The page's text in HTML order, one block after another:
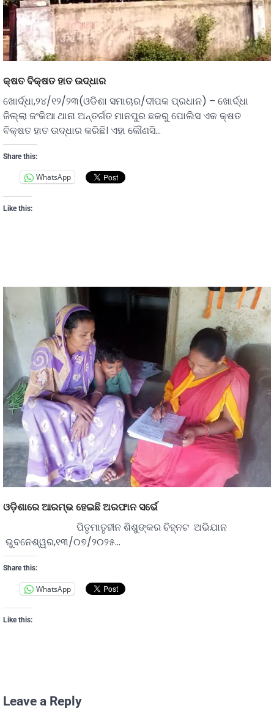
କ୍ଷତ ବିକ୍ଷତ ହାତ ଉଦ୍ଧାର
ଖୋର୍ଦ୍ଧା,୨୪/୧୨/୨୩(ଓଡିଶା ସମାଚାର/ଦୀପକ ପ୍ରଧାନ) – ଖୋର୍ଦ୍ଧା
ଜିଲ୍ଲା ଜଂକିଆ ଥାନା ଅନ୍ତର୍ଗତ ମାନପୁର ଛକରୁ ପୋଲିସ ଏକ କ୍ଷତ
ବିକ୍ଷତ ହାତ ଉଦ୍ଧାର କରିଛି। ଏହା କୌଣସି…
Share this:
WhatsApp
Like this:
ଓଡ଼ିଶାରେ ଆରମ୍ଭ ହେଇଛି ଅରଫାନ ସର୍ଭେ
ପିତୃମାତୃହୀନ ଶିଶୁଙ୍କର ଚିହ୍ନଟ ଅଭିଯାନ
ଭୁବନେଶ୍ୱର,୧୩/୦୭/୨୦୨୫…
Share this:
WhatsApp
Like this:
Leave a Reply